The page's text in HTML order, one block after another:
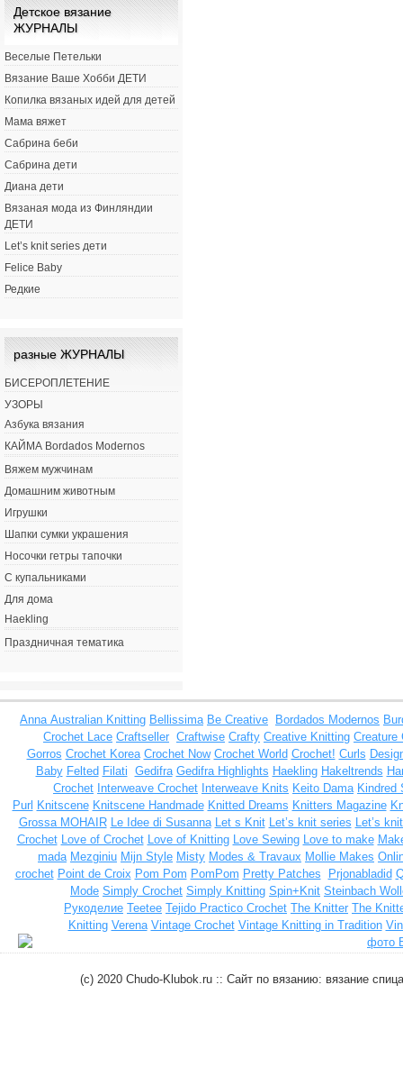
Детское вязание
ЖУРНАЛЫ
Веселые Петельки
Вязание Ваше Хобби ДЕТИ
Копилка вязаных идей для детей
Мама вяжет
Сабрина беби
Сабрина дети
Диана дети
Вязаная мода из Финляндии
ДЕТИ
Let’s knit series дети
Felice Baby
Редкие
разные ЖУРНАЛЫ
БИСЕРОПЛЕТЕНИЕ
УЗОРЫ
Азбука вязания
КАЙМА Bordados Modernos
Вяжем мужчинам
Домашним животным
Игрушки
Шапки сумки украшения
Носочки гетры тапочки
С купальниками
Для дома
Haekling
Праздничная тематика
Anna Australian Knitting Bellissima Be Creative Bordados Modernos
Crochet Lace Craftseller Craftwise Crafty Creative Knitting Creature
Gorros Crochet Korea Crochet Now Crochet World Crochet! Curls
Baby Felted Filati Gedifra Gedifra Highlights Haekling Hakeltrends
Crochet Interweave Crochet Interweave Knits Keito Dama Kindred
Purl Knitscene Knitscene Handmade Knitted Dreams Knitters Magazine
Grossa MOHAIR Le Idee di Susanna Let s Knit Let’s knit series Let’s
Crochet Love of Crochet Love of Knitting Love Sewing Love to make
mada Mezginiu Mijn Style Misty Modes & Travaux Mollie Makes
crochet Point de Croix Pom Pom PomPom Pretty Patches Prjonabladid
Mode Simply Crochet Simply Knitting Spin+Knit Steinbach
Рукоделие Teetee Tejido Practico Crochet The Knitter The
Knitting Verena Vintage Crochet Vintage Knitting in Tradition
(c) 2020 Chudo-Klubok.ru :: Сайт по вязанию: вязание